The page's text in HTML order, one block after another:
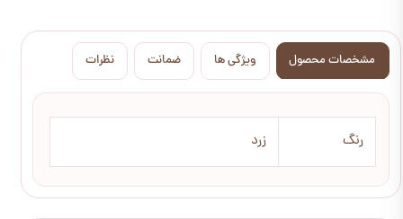
مشخصات محصول ویژگی ها ضمانت نظرات
رنگ زرد